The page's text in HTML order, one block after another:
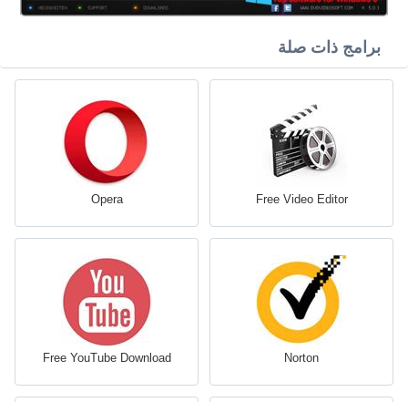
برامج ذات صلة
Free Video Editor
Opera
Norton
Free YouTube Download